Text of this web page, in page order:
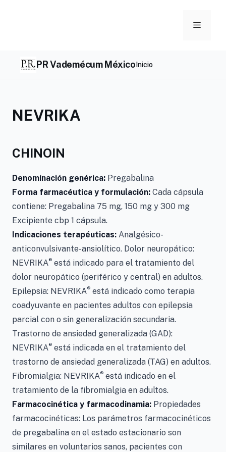
Menu
PR Vademécum MéxicoInicio
NEVRIKA
CHINOIN
Denominación genérica: Pregabalina
Forma farmacéutica y formulación: Cada cápsula
contiene: Pregabalina 75 mg, 150 mg y 300 mg
Excipiente cbp 1 cápsula.
Indicaciones terapéuticas: Analgésico-
anticonvulsivante-ansiolítico. Dolor neuropático:
NEVRIKA® está indicado para el tratamiento del
dolor neuropático (periférico y central) en adultos.
Epilepsia: NEVRIKA® está indicado como terapia
coadyuvante en pacientes adultos con epilepsia
parcial con o sin generalización secundaria.
Trastorno de ansiedad generalizada (GAD):
NEVRIKA® está indicada en el tratamiento del
trastorno de ansiedad generalizada (TAG) en adultos.
Fibromialgia: NEVRIKA® está indicado en el
tratamiento de la fibromialgia en adultos.
Farmacocinética y farmacodinamia: Propiedades
farmacocinéticas: Los parámetros farmacocinéticos
de pregabalina en el estado estacionario son
similares en voluntarios sanos, pacientes con